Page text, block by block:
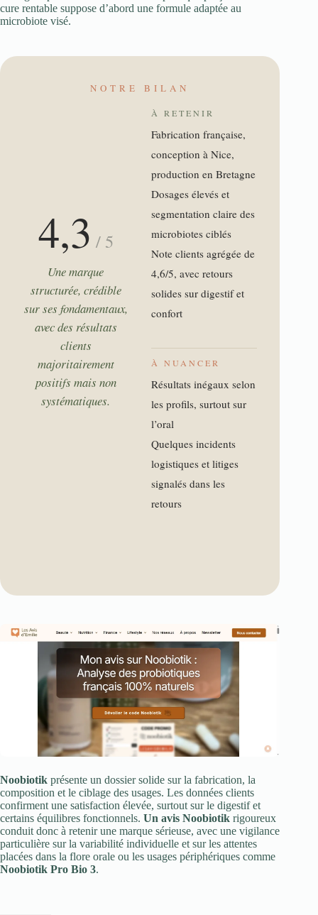
cure rentable suppose d’abord une formule adaptée au
microbiote visé.
NOTRE BILAN
4,3 / 5
Une marque
structurée, crédible
sur ses fondamentaux,
avec des résultats
clients
majoritairement
positifs mais non
systématiques.
À RETENIR
Fabrication française,
conception à Nice,
production en Bretagne
Dosages élevés et
segmentation claire des
microbiotes ciblés
Note clients agrégée de
4,6/5, avec retours
solides sur digestif et
confort
À NUANCER
Résultats inégaux selon
les profils, surtout sur
l’oral
Quelques incidents
logistiques et litiges
signalés dans les
retours
Noobiotik présente un dossier solide sur la fabrication, la
composition et le ciblage des usages. Les données clients
confirment une satisfaction élevée, surtout sur le digestif et
certains équilibres fonctionnels. Un avis Noobiotik rigoureux
conduit donc à retenir une marque sérieuse, avec une vigilance
particulière sur la variabilité individuelle et sur les attentes
placées dans la flore orale ou les usages périphériques comme
Noobiotik Pro Bio 3.